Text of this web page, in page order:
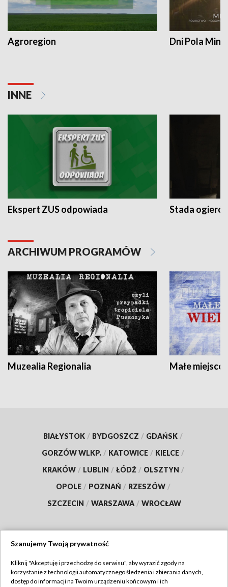
Agroregion Dni Pola
INNE
Ekspert ZUS odpowiada Stada
ARCHIWUM PROGRAMÓW
Muzealia Regionalia Małe
BIAŁYSTOK / BYDGOSZCZ / GDAŃSK /
GORZÓW WLKP. / KATOWICE / KIELCE /
KRAKÓW / LUBLIN / ŁÓDŹ / OLSZTYN /
OPOLE / POZNAŃ / RZESZÓW /
SZCZECIN / WARSZAWA / WROCŁAW
TVP
Szanujemy Twoją prywatność
Kliknij "Akceptuję i przechodzę do serwisu", aby wyrazić zgody na
korzystanie z technologii automatycznego śledzenia i zbierania danych,
dostęp do informacji na Twoim urządzeniu końcowym i ich